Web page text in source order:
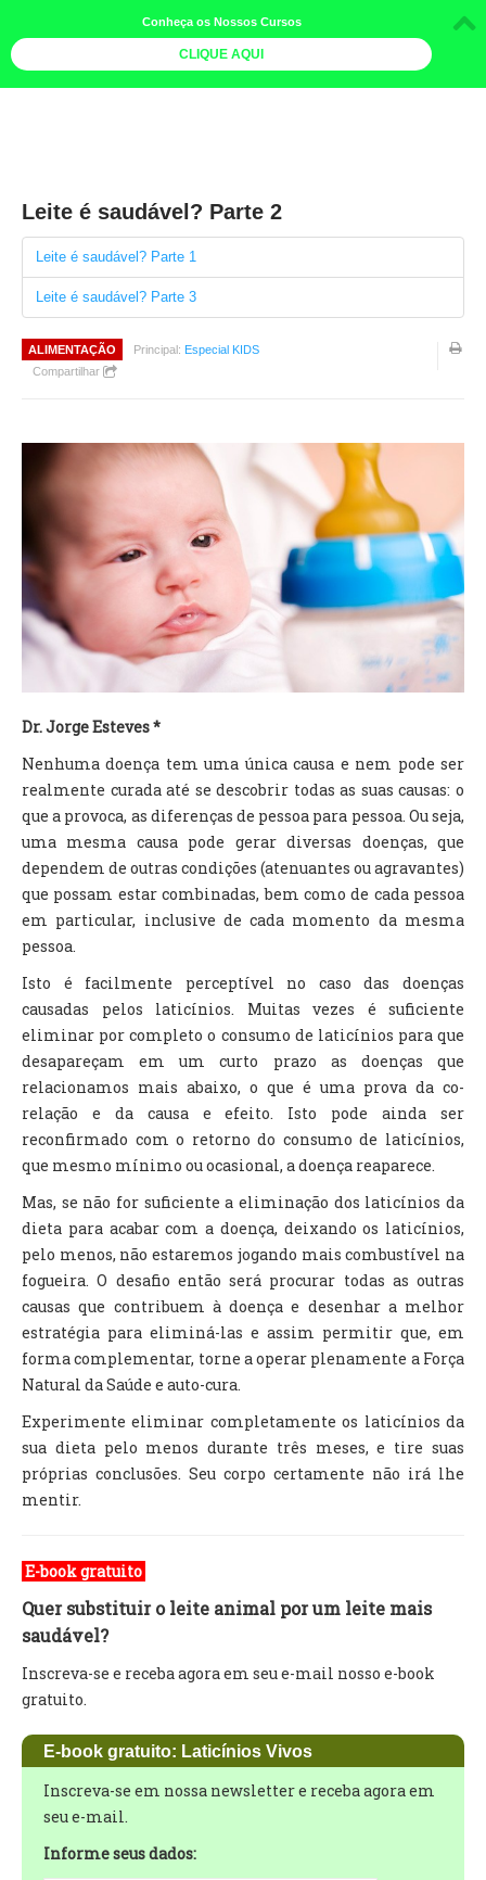
LIVROS
MAIS
QUEM SOMOS
BOLETINS
TV DE BEM COM A NATUREZA
FALE CONOSCO
Leite é saudável? Parte 2
Leite é saudável? Parte 1
Leite é saudável? Parte 3
ALIMENTAÇÃO Principal: Especial KIDS
Compartilhar
Dr. Jorge Esteves *
Nenhuma doença tem uma única causa e nem pode ser
realmente curada até se descobrir todas as suas causas: o
que a provoca, as diferenças de pessoa para pessoa. Ou seja,
uma mesma causa pode gerar diversas doenças, que
dependem de outras condições (atenuantes ou agravantes)
que possam estar combinadas, bem como de cada pessoa
em particular, inclusive de cada momento da mesma
pessoa.
Isto é facilmente perceptível no caso das doenças
causadas pelos laticínios. Muitas vezes é suficiente
eliminar por completo o consumo de laticínios para que
desapareçam em um curto prazo as doenças que
relacionamos mais abaixo, o que é uma prova da co-
relação e da causa e efeito. Isto pode ainda ser
reconfirmado com o retorno do consumo de laticínios,
que mesmo mínimo ou ocasional, a doença reaparece.
Mas, se não for suficiente a eliminação dos laticínios da
dieta para acabar com a doença, deixando os laticínios,
pelo menos, não estaremos jogando mais combustível na
fogueira. O desafio então será procurar todas as outras
causas que contribuem à doença e desenhar a melhor
estratégia para eliminá-las e assim permitir que, em
forma complementar, torne a operar plenamente a Força
Natural da Saúde e auto-cura.
Experimente eliminar completamente os laticínios da
sua dieta pelo menos durante três meses, e tire suas
próprias conclusões. Seu corpo certamente não irá lhe
mentir.
E-book gratuito
Quer substituir o leite animal por um leite mais
saudável?
Inscreva-se e receba agora em seu e-mail nosso e-book
gratuito.
E-book gratuito: Laticínios Vivos
Inscreva-se em nossa newsletter e receba agora em
seu e-mail.
Informe seus dados:
Conheça os Nossos Cursos
CLIQUE AQUI